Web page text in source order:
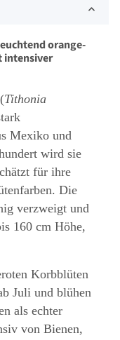
orange-
intensiver
Tithonia
Mexiko und
wird sie
für ihre
Die
verzweigt und
160 cm Höhe,
Korbblüten
Juli und blühen
als echter
von Bienen,